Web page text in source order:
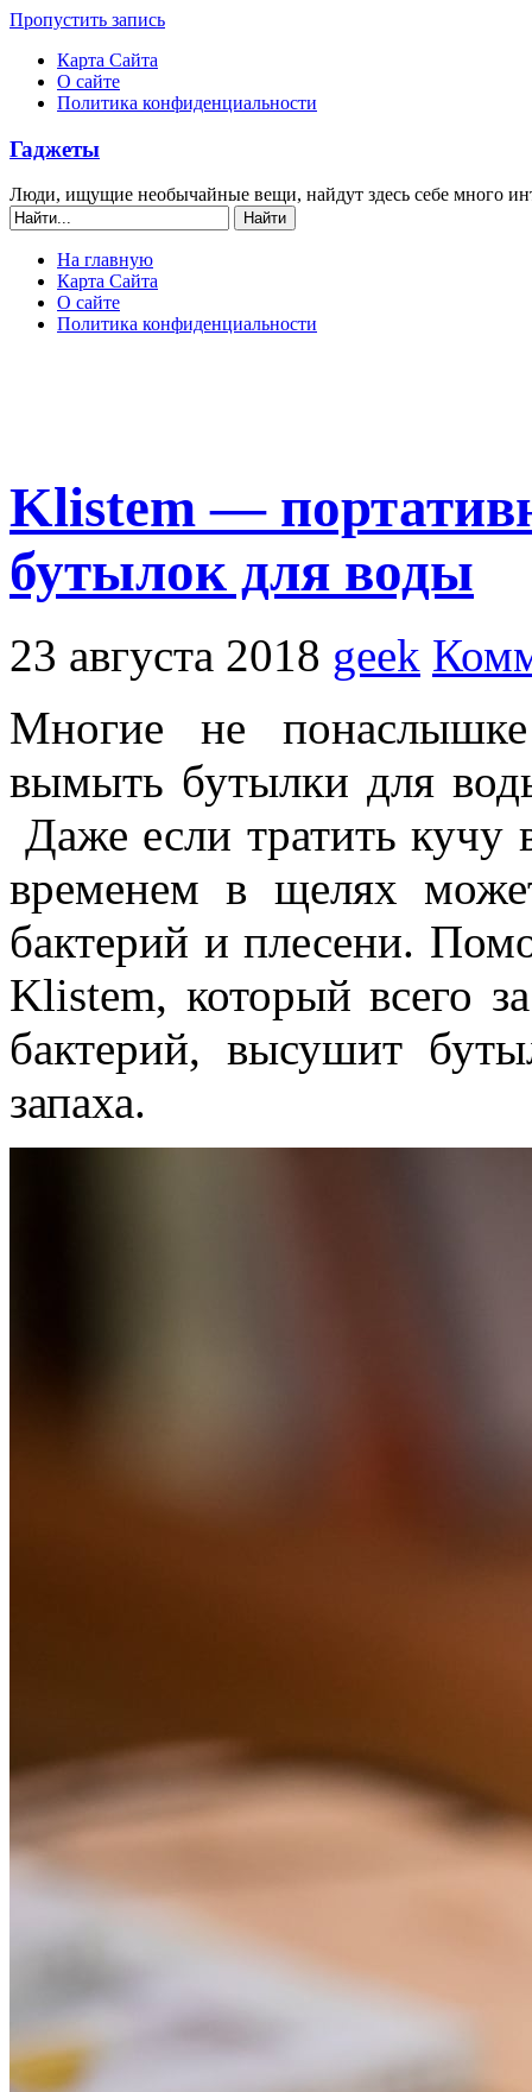
Пропустить запись
Карта Сайта
О сайте
Политика конфиденциальности
Гаджеты
Люди, ищущие необычайные вещи, найдут здесь себе много
На главную
Карта Сайта
О сайте
Политика конфиденциальности
Klistem —
бутылок для воды
23 августа 2018 geek
Многие не
вымыть бутылки для
Даже если тратить кучу
временем в щелях
бактерий и плесени.
Klistem, который всего
бактерий, высушит
запаха.